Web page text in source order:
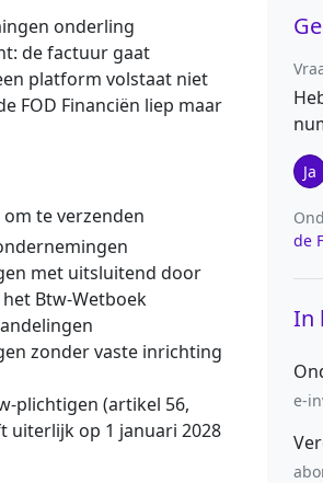
onderling
de factuur gaat
platform volstaat niet
FOD Financiën liep maar
te verzenden
met uitsluitend door
Btw-Wetboek
zonder vaste inrichting
plichtigen (artikel 56,
uiterlijk op 1 januari 2028
Ja
de
In
e-